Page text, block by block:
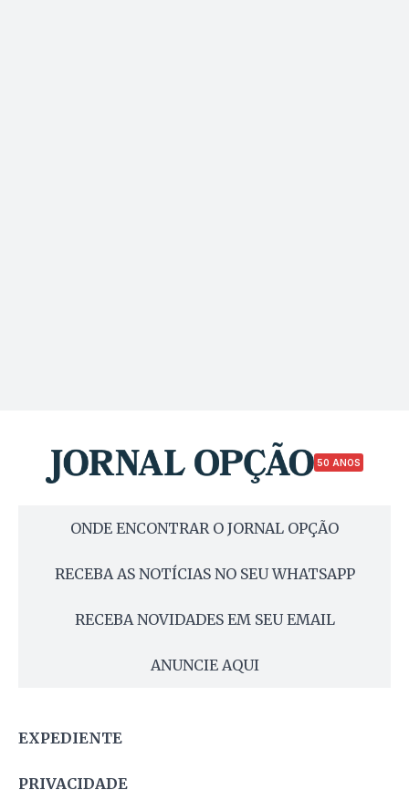
50 ANOS
ONDE ENCONTRAR O JORNAL OPÇÃO
RECEBA AS NOTÍCIAS NO SEU WHATSAPP
RECEBA NOVIDADES EM SEU EMAIL
ANUNCIE AQUI
EXPEDIENTE
PRIVACIDADE